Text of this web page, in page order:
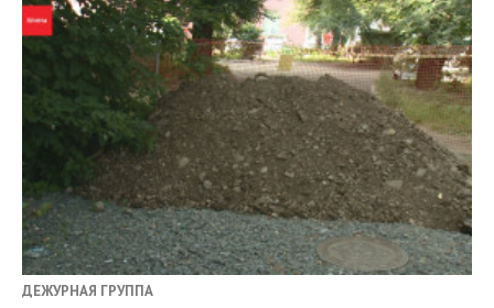
ДЕЖУРНАЯ ГРУППА